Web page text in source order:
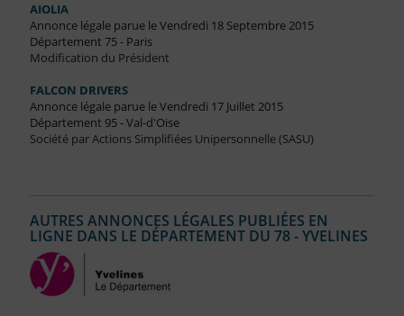
AIOLIA
Annonce légale parue le Vendredi 18 Septembre 2015
Département 75 - Paris
Modification du Président
FALCON DRIVERS
Annonce légale parue le Vendredi 17 Juillet 2015
Département 95 - Val-d'Oise
Société par Actions Simplifiées Unipersonnelle (SASU)
AUTRES ANNONCES LÉGALES PUBLIÉES EN
LIGNE DANS LE DÉPARTEMENT DU 78 - YVELINES